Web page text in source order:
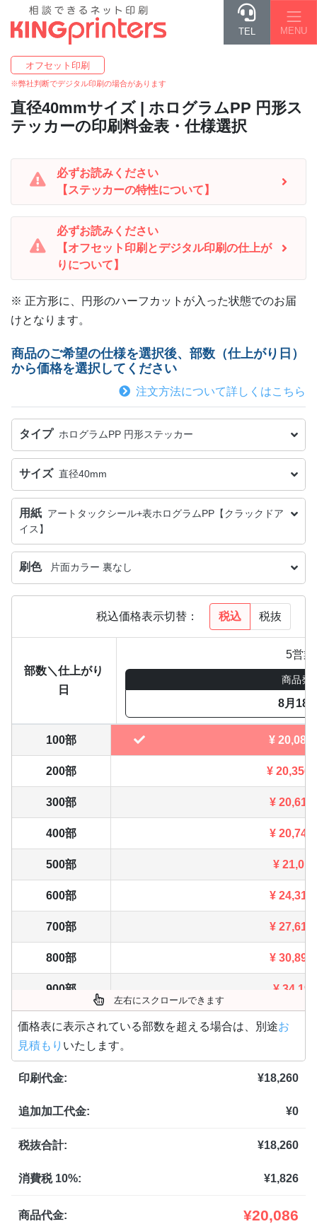
TEL MENU
オフセット印刷
直径40mmサイズ | ホログラムPP 円形ス
テッカーの印刷料金表・仕様選択
※弊社判断でデジタル印刷の場合があります
必ずお読みください
【ステッカーの特性について】
必ずお読みください
【オフセット印刷とデジタル印刷の仕上が
りについて】
※ 正方形に、円形のハーフカットが入った状態でのお届
けとなります。
商品のご希望の仕様を選択後、部数（仕上がり日）
から価格を選択してください
注文方法について詳しくはこちら
タイプ ホログラムPP 円形ステッカー
サイズ 直径40mm
用紙 アートタックシール+表ホログラムPP【クラックドア
イス】
刷色 片面カラー 裏なし
税込価格表示切替： 税込 税抜
部数＼仕上がり
日
5営
商品発
8月18
100部 ¥ 20,086
200部 ¥ 20,350
300部 ¥ 20,614
400部 ¥ 20,746
500部 ¥ 21,010
600部 ¥ 24,310
700部 ¥ 27,610
800部 ¥ 30,899
900部 ¥ 34,199
1,000部 ¥ 37,488
1,100部
1,200部 ¥ 44,627
1,300部 48,180
1,400部 ¥ 51,755
1,500部 ¥ 55,308
1,600部
左右にスクロールできます
価格表に表示されている部数を超える場合は、別途お
見積もり いたします。
印刷代金: ¥18,260
追加加工代金: ¥0
税抜合計: ¥18,260
消費税 10%: ¥1,826
商品代金: ¥20,086